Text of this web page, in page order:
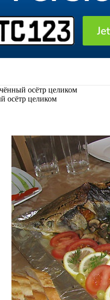
осётр целиком
осётр целиком